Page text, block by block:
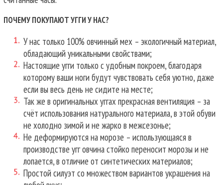
ПОЧЕМУ ПОКУПАЮТ УГГИ У НАС?
У нас только 100% овчинный мех – экологичный материал,
обладающий уникальными свойствами;
Настоящие угги только с удобным покроем, благодаря
которому ваши ноги будут чувствовать себя уютно, даже
если вы весь день не сидите на месте;
Так же в оригинальных уггах прекрасная вентиляция – за
счёт использования натурального материала, в этой обуви
не холодно зимой и не жарко в межсезонье;
Не деформируются на морозе – использующаяся в
производстве угг овчина стойко переносит морозы и не
лопается, в отличие от синтетических материалов;
Простой силуэт со множеством вариантов украшения на